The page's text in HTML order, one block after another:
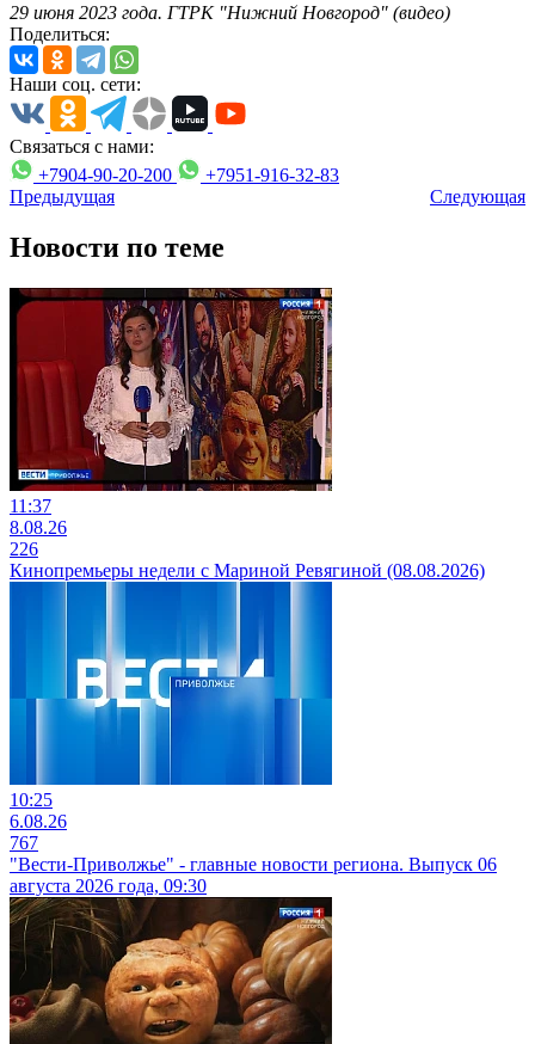
29 июня 2023 года. ГТРК "Нижний Новгород" (видео)
Поделиться:
Наши соц. сети:
Связаться с нами:
+7904-90-20-200
+7951-916-32-83
Предыдущая
Следующая
Новости по теме
11:37
8.08.26
226
Кинопремьеры недели с Мариной Ревягиной (08.08.2026)
10:25
6.08.26
767
"Вести-Приволжье" - главные новости региона. Выпуск 06
августа 2026 года, 09:30